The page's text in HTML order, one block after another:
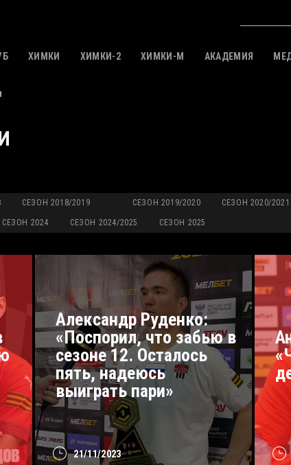
ХИМКИ ХИМКИ-2 ХИМКИ-M АКАДЕМИЯ
СЕЗОН 2018/2019 СЕЗОН 2019/2020 СЕЗОН 2020/2021
СЕЗОН 2024 СЕЗОН 2024/2025 СЕЗОН 2025
21/11/2023
Александр Руденко:
«Поспорил, что забью в
сезоне 12. Осталось
пять, надеюсь
выиграть пари»